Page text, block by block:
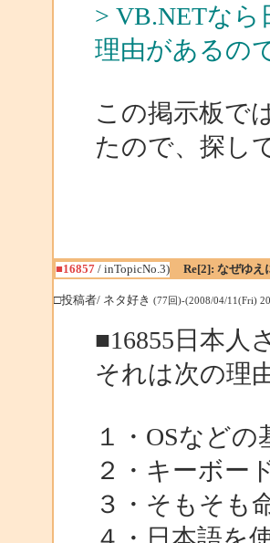
> VB.NETな
理由があるの
この掲示板で
たので、探し
■16857/ inTopicNo.3) Re[2]: なぜゆえ
□投稿者/ ネタ好き (77回)-(2008/04/11(Fri)
■16855日本人
それは次の理
１・OSなど
２・キーボー
３・そもそも